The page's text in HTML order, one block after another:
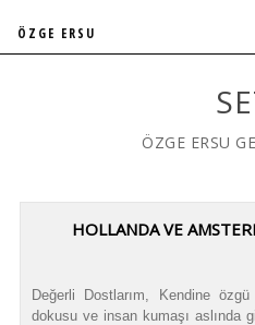
ÖZGE ERSU
HOLLANDA VE
Değerli Dostlarım, Kendine
dokusu ve insan kumaşı aslında
ÖZGE ERSU